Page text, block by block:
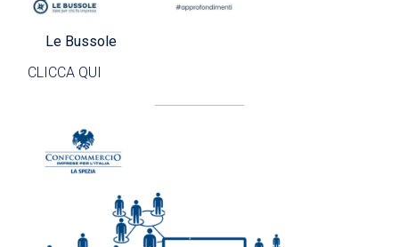
Le Bussole
CLICCA QUI